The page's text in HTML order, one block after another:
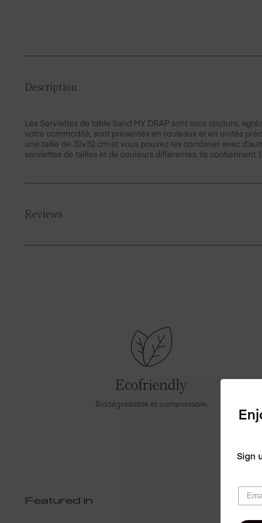
Description
Les Serviettes de table Sand MY DRAP sont sans couture,
votre commodité, sont présentés en rouleaux et en unités
une taille de 32×32 cm et vous pouvez les combiner avec
serviettes de tailles et de couleurs différentes. Ils contiennent
Reviews
Ecofriendly
Biodégradable et compostable.
Featured in
Sign